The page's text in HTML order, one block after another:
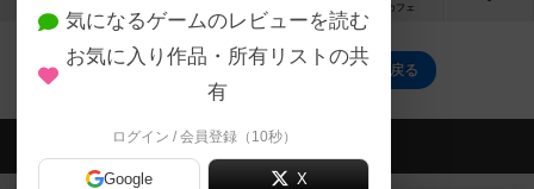
カフェ
10 デイズ・イン・ザ・USAのトップに戻る
会員の新しい投稿
気になるゲームのレビューを読む
お気に入り作品・所有リストの共
有
ログイン / 会員登録（10秒）
Google X